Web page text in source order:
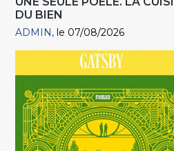
DU BIEN
ADMIN le 07/08/2026